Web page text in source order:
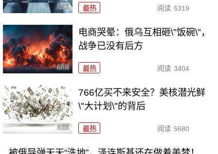
最热 阅读 5319
电商哭晕：俄乌互相砸\"饭碗\"，
战争已没有后方
最热 阅读 3404
766亿买不来安全？美核潜光鲜
\"大计划\"的背后
最热 阅读 5680